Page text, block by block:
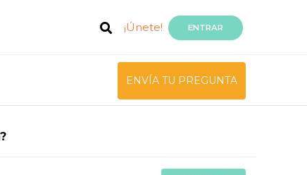
¡Únete! ENTRAR
ENVÍA TU PREGUNTA